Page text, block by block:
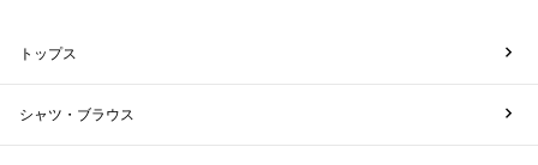
トップス
シャツ・ブラウス